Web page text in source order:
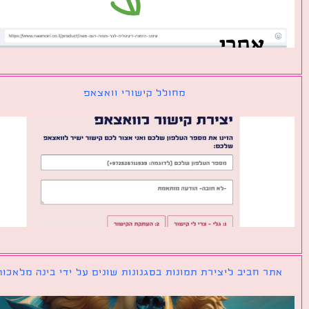
מחולל קישורי וואצאפ
חביב ליצירת תמונות בסגנונות שונים על ידי בינה מלאכותית